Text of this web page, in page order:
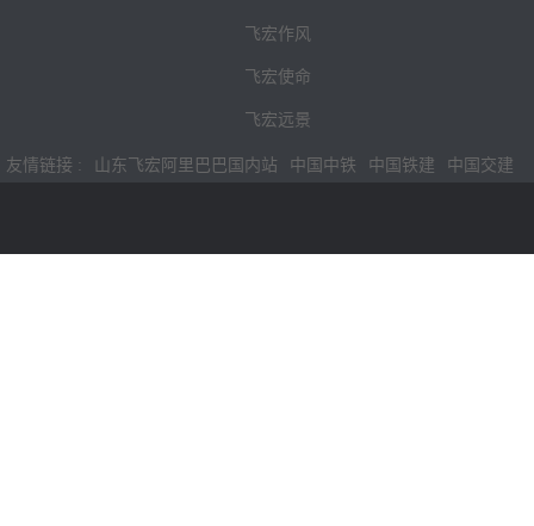
飞宏作风
飞宏使命
飞宏远景
友情链接 : 山东飞宏阿里巴巴国内站 中国中铁 中国铁建 中国交建